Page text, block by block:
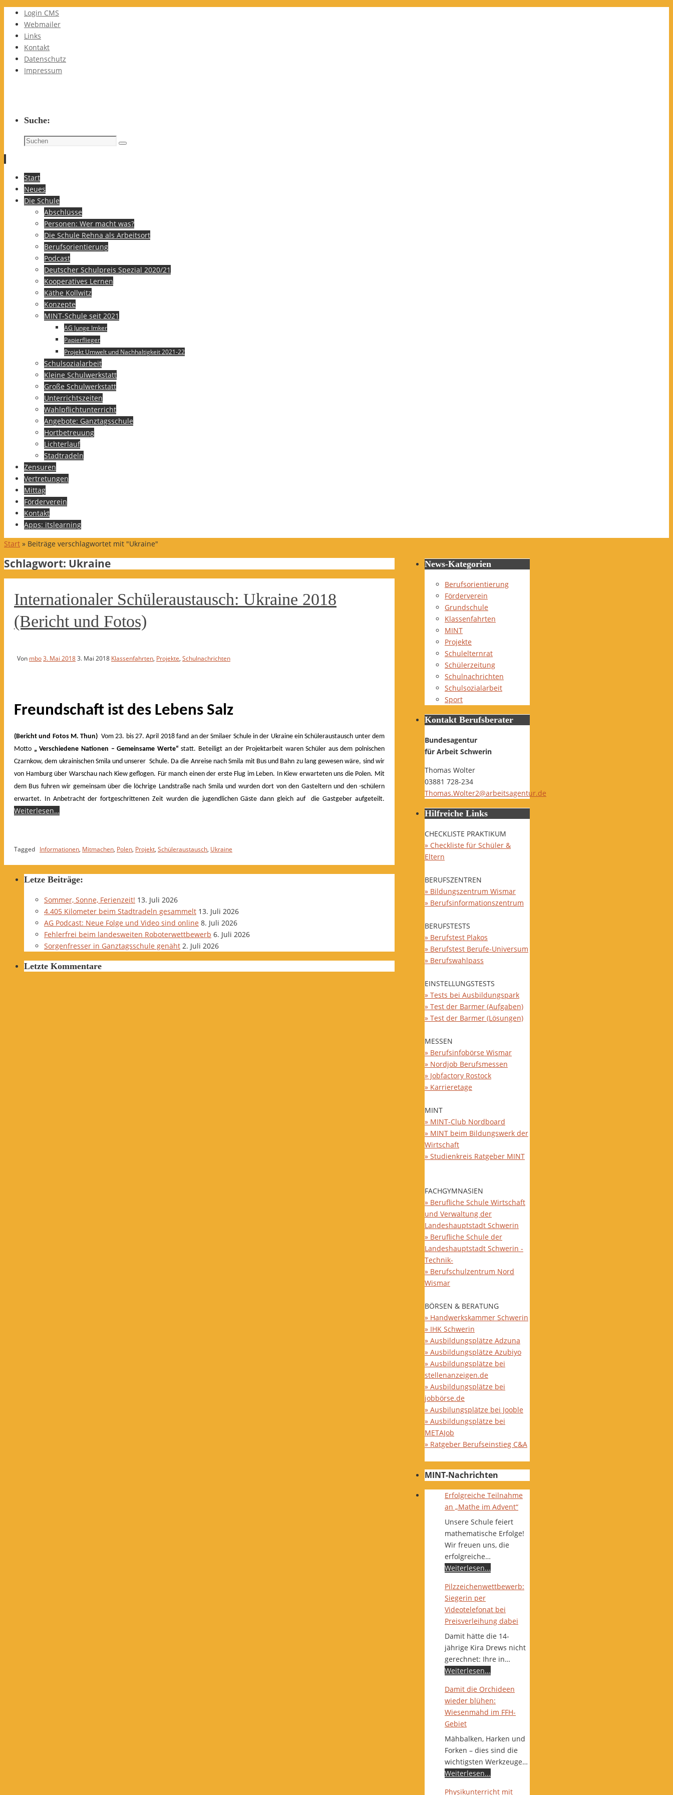
Login CMS
Webmailer
Links
Kontakt
Datenschutz
Impressum
Suche:
Suchen
Suchen
Zum
Inhalt
springen
Start
Neues
Die Schule
Abschlüsse
Personen: Wer macht was?
Die Schule Rehna als Arbeitsort
Berufsorientierung
Podcast
Deutscher Schulpreis Spezial 2020/21
Kooperatives Lernen
Käthe Kollwitz
Konzepte
MINT-Schule seit 2021
AG Junge Imker
Papierflieger
Projekt Umwelt und Nachhaltigkeit 2021-22
Schulsozialarbeit
Kleine Schulwerkstatt
Große Schulwerkstatt
Unterrichtszeiten
Wahlpflichtunterricht
Angebote: Ganztagsschule
Hortbetreuung
Lichterlauf
Stadtradeln
Zensuren
Vertretungen
Mittag
Förderverein
Kontakt
Apps: itslearning
Start » Beiträge verschlagwortet mit "Ukraine"
Schlagwort: Ukraine
Internationaler Schüleraustausch: Ukraine 2018
(Bericht und Fotos)
Von mbo3. Mai 20183. Mai 2018 Klassenfahrten Projekte Schulnachrichten
Freundschaft ist des Lebens Salz
(Bericht und Fotos M. Thun) Vom 23. bis 27. April 2018 fand an der Smilaer Schule in der Ukraine ein Schüleraustausch unter dem
Motto „ Verschiedene Nationen – Gemeinsame Werte“statt. Beteiligt an der Projektarbeit waren Schüler aus dem polnischen
Czarnkow, dem ukrainischen Smila und unserer Schule. Da die Anreise nach Smila mit Bus und Bahn zu lang gewesen wäre, sind wir
von Hamburg über Warschau nach Kiew geflogen. Für manch einen der erste Flug im Leben. In Kiew erwarteten uns die Polen. Mit
dem Bus fuhren wir gemeinsam über die löchrige Landstraße nach Smila und wurden dort von den Gasteltern und den -schülern
erwartet. In Anbetracht der fortgeschrittenen Zeit wurden die jugendlichen Gäste dann gleich auf die Gastgeber aufgeteilt.
Weiterlesen…
Tagged Informationen, Mitmachen, Polen, Projekt, Schüleraustausch, Ukraine
Letze Beiträge:
Sommer, Sonne, Ferienzeit! 13. Juli 2026
4.405 Kilometer beim Stadtradeln gesammelt 13. Juli 2026
AG Podcast: Neue Folge und Video sind online 8. Juli 2026
Fehlerfrei beim landesweiten Roboterwettbewerb 6. Juli 2026
Sorgenfresser in Ganztagsschule genäht 2. Juli 2026
Letzte Kommentare
News-Kategorien
Berufsorientierung
Förderverein
Grundschule
Klassenfahrten
MINT
Projekte
Schulelternrat
Schülerzeitung
Schulnachrichten
Schulsozialarbeit
Sport
Kontakt Berufsberater
Bundesagentur
für Arbeit Schwerin
Thomas Wolter
03881 728-234
Thomas.Wolter2@arbeitsagentur.de
Hilfreiche Links
CHECKLISTE PRAKTIKUM
» Checkliste für Schüler &
Eltern
BERUFSZENTREN
» Bildungszentrum Wismar
» Berufsinformationszentrum
BERUFSTESTS
» Berufstest Plakos
» Berufstest Berufe-Universum
» Berufswahlpass
EINSTELLUNGSTESTS
» Tests bei Ausbildungspark
» Test der Barmer (Aufgaben)
» Test der Barmer (Lösungen)
MESSEN
» Berufsinfobörse Wismar
» Nordjob Berufsmessen
» Jobfactory Rostock
» Karrieretage
MINT
» MINT-Club Nordboard
» MINT beim Bildungswerk der
Wirtschaft
» Studienkreis Ratgeber MINT
FACHGYMNASIEN
» Berufliche Schule Wirtschaft
und Verwaltung der
Landeshauptstadt Schwerin
» Berufliche Schule der
Landeshauptstadt Schwerin -
Technik-
» Berufschulzentrum Nord
Wismar
BÖRSEN & BERATUNG
» Handwerkskammer Schwerin
» IHK Schwerin
» Ausbildungsplätze Adzuna
» Ausbildungsplätze Azubiyo
» Ausbildungsplätze bei
stellenanzeigen.de
» Ausbildungsplätze bei
jobbörse.de
» Ausbilungsplätze bei Jooble
» Ausbildungsplätze bei
METAJob
» Ratgeber Berufseinstieg C&A
MINT-Nachrichten
Erfolgreiche Teilnahme
an „Mathe im Advent“
Unsere Schule feiert
mathematische Erfolge!
Wir freuen uns, die
erfolgreiche…
Weiterlesen...
Pilzzeichenwettbewerb:
Siegerin per
Videotelefonat bei
Preisverleihung dabei
Damit hätte die 14-
jährige Kira Drews nicht
gerechnet: Ihre in…
Weiterlesen...
Damit die Orchideen
wieder blühen:
Wiesenmahd im FFH-
Gebiet
Mähbalken, Harken und
Forken – dies sind die
wichtigsten Werkzeuge…
Weiterlesen...
Physikunterricht mit